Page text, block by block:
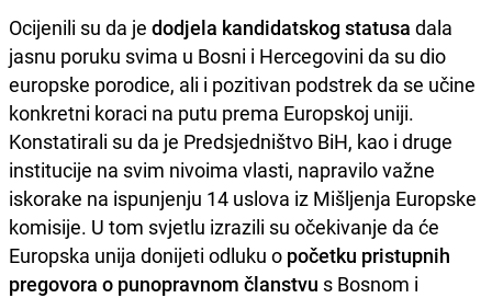
Ocijenili su da je dodjela kandidatskog statusa dala
jasnu poruku svima u Bosni i Hercegovini da su dio
europske porodice, ali i pozitivan podstrek da se učine
konkretni koraci na putu prema Europskoj uniji.
Konstatirali su da je Predsjedništvo BiH, kao i druge
institucije na svim nivoima vlasti, napravilo važne
iskorake na ispunjenju 14 uslova iz Mišljenja Europske
komisije. U tom svjetlu izrazili su očekivanje da će
Europska unija donijeti odluku o početku pristupnih
pregovora o punopravnom članstvu s Bosnom i